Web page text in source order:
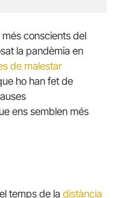
conscients del
la pandèmia en
de malestar
ho han fet de
ens semblen més
temps de la distància